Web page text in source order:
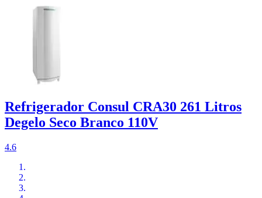
Refrigerador Consul CRA30 261 Litros
Degelo Seco Branco 110V
4.6